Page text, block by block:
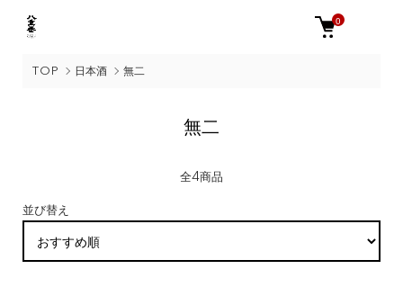
0
TOP 日本酒 無二
無二
全4商品
並び替え